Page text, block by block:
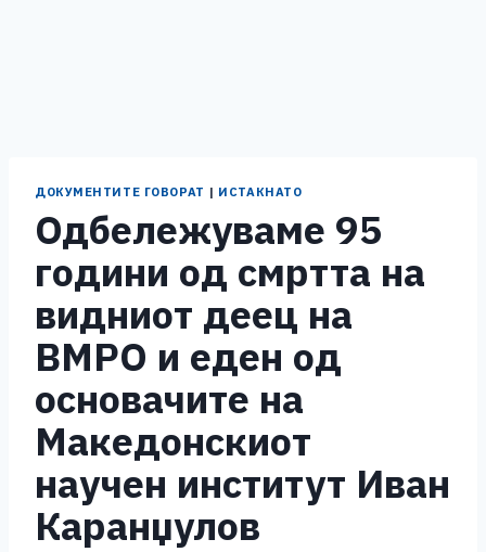
ДОКУМЕНТИТЕ ГОВОРАТ | ИСТАКНАТО
Одбележуваме 95
години од смртта на
видниот деец на
ВМРО и еден од
основачите на
Македонскиот
научен институт Иван
Каранџулов